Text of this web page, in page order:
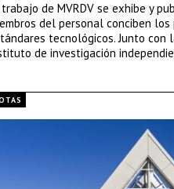
de MVRDV se exhibe y
del personal conciben
tecnológicos. Junto con
de investigación